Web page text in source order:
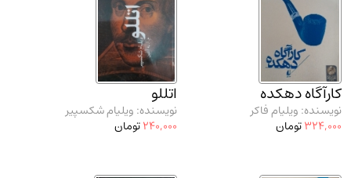
و آزمونها(2)
آموزشی و کنکوری
مدرسان شریف و انتشارت ارشد کتاب‌های..(2)
دانشگاه پیامـ نور
کارآگاه دهکده
نویسنده: ویلیام فاکر
324,000تومان
اتللو
نویسنده: ویلیام شکسپیر
240,000تومان